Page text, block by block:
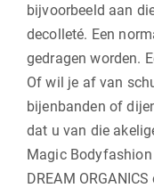
bijvoorbeeld aan
decolleté. Een
gedragen worden.
Of wil je af van
bijenbanden of
dat u van die
Magic Bodyfashion
DREAM